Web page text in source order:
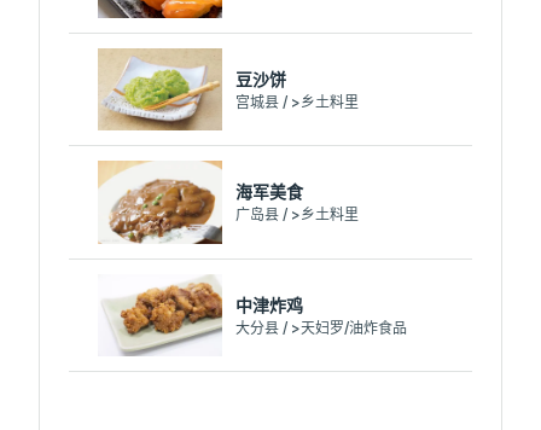
豆沙饼
宫城县 / >乡土料里
海军美食
广岛县 / >乡土料里
中津炸鸡
大分县 / >天妇罗/油炸食品